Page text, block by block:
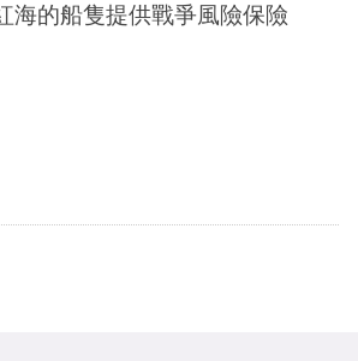
海的船隻提供戰爭風險保險